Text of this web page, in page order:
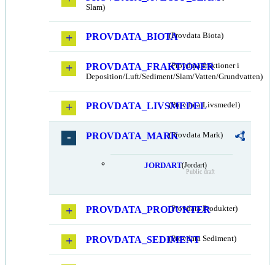
Slam)
PROVDATA_BIOTA(Provdata Biota)
PROVDATA_FRAKTIONER
(Provdata fraktioner i
Deposition/Luft/Sediment/Slam/Vatten/Grundvatten)
PROVDATA_LIVSMEDEL
(Provdata Livsmedel)
PROVDATA_MARK(Provdata Mark)
JORDART(Jordart)
Public draft
PROVDATA_PRODUKTER
(Provdata Produkter)
PROVDATA_SEDIMENT(Provdata Sediment)